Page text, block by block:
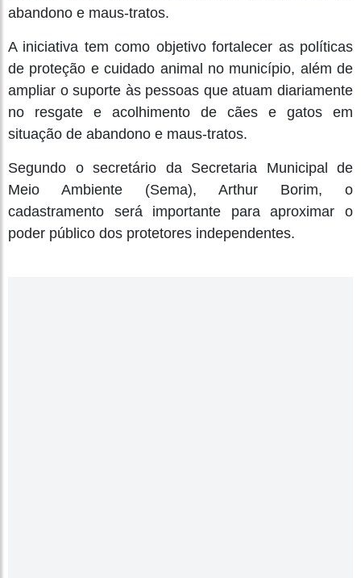
abandono e maus-tratos.
A iniciativa tem como objetivo fortalecer as políticas
de proteção e cuidado animal no município, além de
ampliar o suporte às pessoas que atuam diariamente
no resgate e acolhimento de cães e gatos em
situação de abandono e maus-tratos.
Segundo o secretário da Secretaria Municipal de
Meio Ambiente (Sema), Arthur Borim, o
cadastramento será importante para aproximar o
poder público dos protetores independentes.